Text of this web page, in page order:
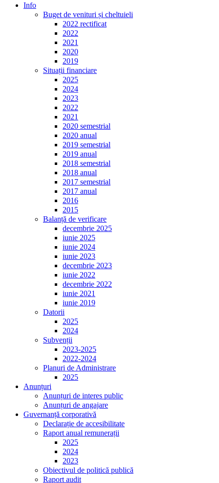
Info
Buget de venituri și cheltuieli
2022 rectificat
2022
2021
2020
2019
Situații financiare
2025
2024
2023
2022
2021
2020 semestrial
2020 anual
2019 semestrial
2019 anual
2018 semestrial
2018 anual
2017 semestrial
2017 anual
2016
2015
Balanță de verificare
decembrie 2025
iunie 2025
iunie 2024
iunie 2023
decembrie 2023
iunie 2022
decembrie 2022
iunie 2021
iunie 2019
Datorii
2025
2024
Subvenții
2023-2025
2022-2024
Planuri de Administrare
2025
Anunțuri
Anunțuri de interes public
Anunțuri de angajare
Guvernanță corporativă
Declarație de accesibilitate
Raport anual remunerații
2025
2024
2023
Obiectivul de politică publică
Raport audit